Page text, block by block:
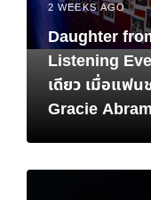
2 WEEKS AGO
Daughter
Listening
เดียว เมื่อแฟ
Gracie